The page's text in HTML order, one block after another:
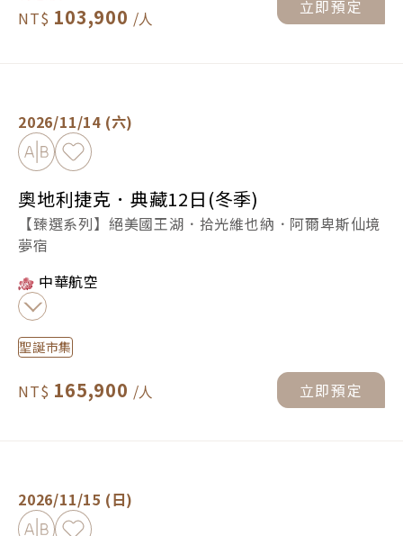
103,900 立即預定
2026/11/14 (六)
加入比較加入最愛
奧地利捷克．典藏12日(冬季)
【臻選系列】絕美國王湖．拾光維也納．阿爾卑斯仙境
夢宿
中華航空
聖誕市集
165,900 立即預定
2026/11/15 (日)
加入比較加入最愛